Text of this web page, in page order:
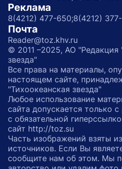
Реклама
8(4212) 477-650;8(4212)
Почта
Reader@toz.khv.ru
© 2011 –2025, АО "Редакция
звезда"
Все права на материалы,
настоящем сайте,
"Тихоокеанская звезда"
Любое использование
сайта допускается только
с обязательной
сайт http://toz.su
Часть изображений взяты
источников. Если Вы
сообщите нам об этом. Мы